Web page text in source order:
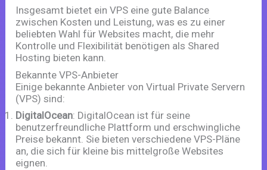
Insgesamt bietet ein VPS eine gute Balance
zwischen Kosten und Leistung, was es zu einer
beliebten Wahl für Websites macht, die mehr
Kontrolle und Flexibilität benötigen als Shared
Hosting bieten kann.
Bekannte VPS-Anbieter
Einige bekannte Anbieter von Virtual Private Servern
(VPS) sind:
DigitalOcean: DigitalOcean ist für seine
benutzerfreundliche Plattform und erschwingliche
Preise bekannt. Sie bieten verschiedene VPS-Pläne
an, die sich für kleine bis mittelgroße Websites
eignen.